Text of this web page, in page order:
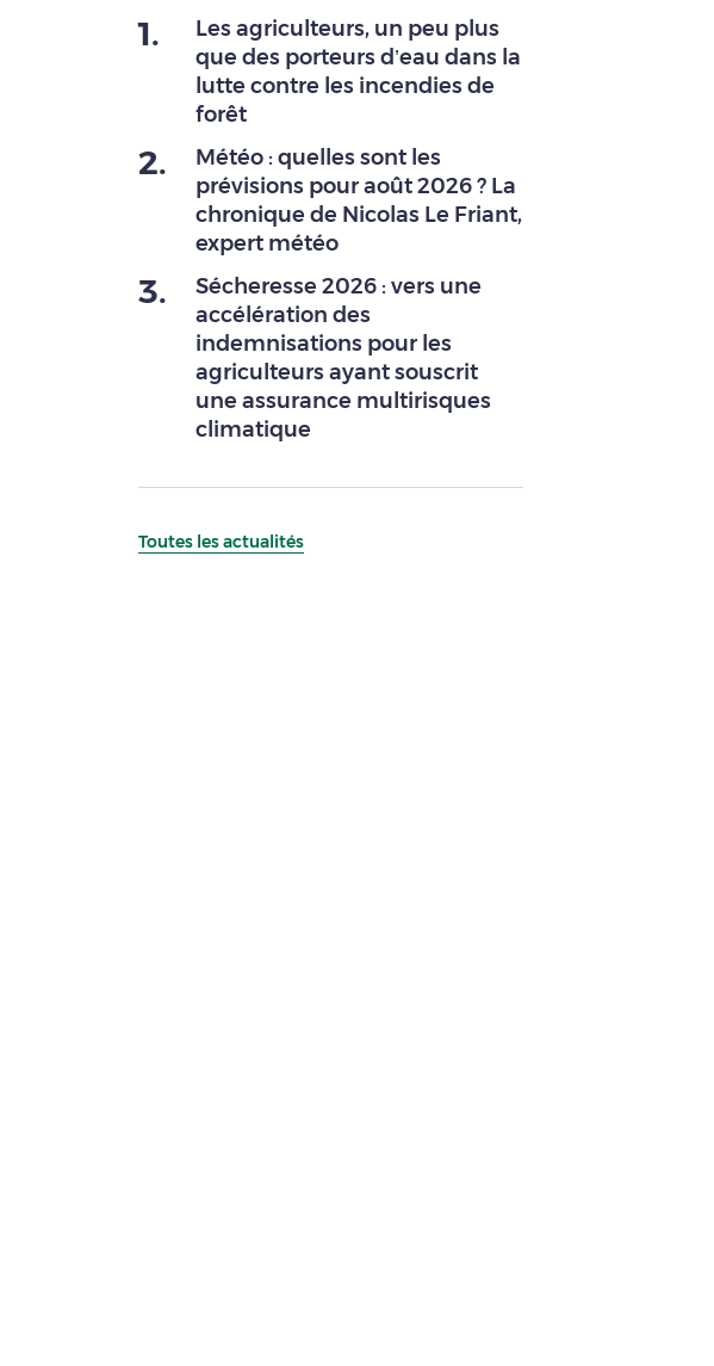
1.
Les agriculteurs, un peu plus
que des porteurs d’eau dans la
lutte contre les incendies de
forêt
2.
Météo : quelles sont les
prévisions pour août 2026 ? La
chronique de Nicolas Le Friant,
expert météo
3.
Sécheresse 2026 : vers une
accélération des
indemnisations pour les
agriculteurs ayant souscrit
une assurance multirisques
climatique
Toutes les actualités